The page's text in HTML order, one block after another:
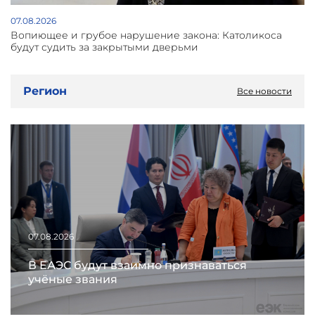
07.08.2026
Вопиющее и грубое нарушение закона: Католикоса
будут судить за закрытыми дверьми
Регион Все новости
07.08.2026
В ЕАЭС будут взаимно признаваться
учёные звания